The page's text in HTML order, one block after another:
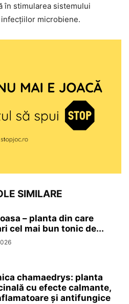
în stimularea sistemului
microbiene.
SIMILARE
– planta din care
cel mai bun tonic de...
chamaedrys: planta
cu efecte calmante,
și antifungice